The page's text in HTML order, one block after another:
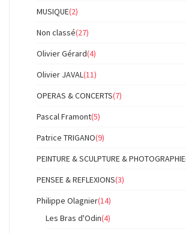
MUSIQUE(2)
Non classé(27)
Olivier Gérard(4)
Olivier JAVAL(11)
OPERAS & CONCERTS(7)
Pascal Framont(5)
Patrice TRIGANO(9)
PEINTURE & SCULPTURE & PHOTOGRAPHIE
PENSEE & REFLEXIONS(3)
Philippe Olagnier(14)
Les Bras d'Odin(4)